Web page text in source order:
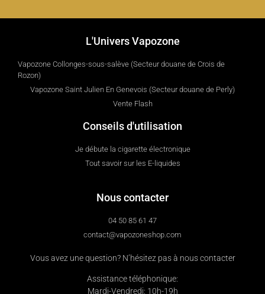
L'Univers Vapozone
Vapozone Collonges-sous-salève (Secteur douane de Crois de
Rozon)
Vapozone Saint Julien En Genevois (Secteur douane de Perly)
Vente Flash
Conseils d'utilisation
Je débute la cigarette électronique
Tout savoir sur les E-liquides
Nous contacter
04 50 85 61 47
contact@vapozoneshop.com
Vous avez une question? N’hésitez pas à nous contacter
Assistance téléphonique:
Mardi-Vendredi: 10h-19h